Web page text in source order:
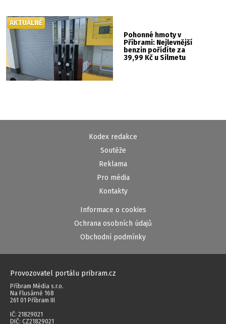
Pohonné hmoty v
Příbrami: Nejlevnější
benzin pořídíte za
39,99 Kč u Silmetu
AKTUÁLNĚ
Kodex redakce
Soutěže
Reklama
Pro média
Kontakty
Informace o cookies
Ochrana osobních údajů
Obchodní podmínky
Provozovatel portálu pribram.cz
Příbram Média s.r.o.
Na Flusárně 168
261 01 Příbram III
IČ: 21829021
DIČ: CZ21829021